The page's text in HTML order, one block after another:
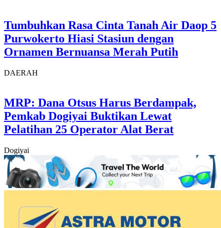
Tumbuhkan Rasa Cinta Tanah Air Daop 5
Purwokerto Hiasi Stasiun dengan
Ornamen Bernuansa Merah Putih
DAERAH
MRP: Dana Otsus Harus Berdampak,
Pemkab Dogiyai Buktikan Lewat
Pelatihan 25 Operator Alat Berat
Dogiyai